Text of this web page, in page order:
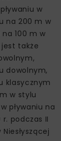
w
na 200 m w
100 m w
także
dowolnym,
klasycznym
w stylu
pływaniu na
podczas II